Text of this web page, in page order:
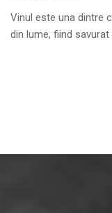
Vinul este una dintre
din lume, fiind savurat